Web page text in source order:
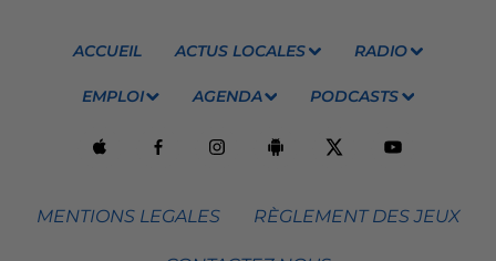
ACCUEIL ACTUS LOCALES RADIO
EMPLOI AGENDA PODCASTS
MENTIONS LEGALES RÈGLEMENT DES JEUX